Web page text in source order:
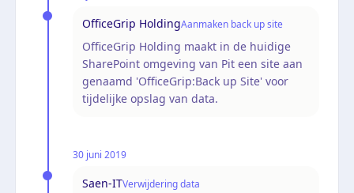
OfficeGrip HoldingAanmaken back up site
OfficeGrip Holding maakt in de huidige
SharePoint omgeving van Pit een site aan
genaamd 'OfficeGrip:Back up Site' voor
tijdelijke opslag van data.
30 juni 2019
Saen-ITVerwijdering data